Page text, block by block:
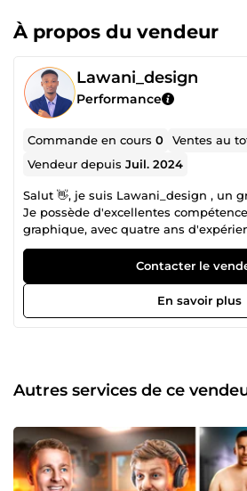
À propos du vendeur
Lawani_design
Performance
Commande en cours0 Ventes au
Vendeur depuisJuil. 2024
Salut 👋, je suis Lawani_design , un
Je possède d'excellentes
graphique, avec quatre ans
du design visuel. Je suis un expert
logiciels tels que : Adobe Photoshop
Passionné par l'art et la créativité
âge, j'ai transformé cette passion en
florissante où je combine esthétisme
d'identités visuelles à la création de
de publicités numériques Je ne me
fonctionnels et répondent aux
Mon processus de travail inclut une
des tests utilisateurs et une
clients pour garantir des résultats
Contacter le
En savoir plus
Autres services de ce